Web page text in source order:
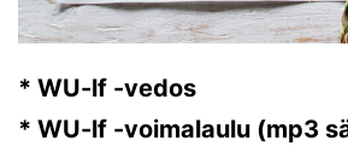
* WU-lf -vedos
* WU-lf -voimalaulu (mp3